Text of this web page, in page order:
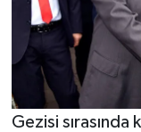
Gezisi sırasında